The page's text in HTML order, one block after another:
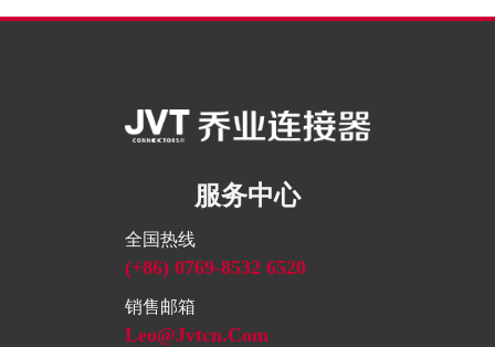
服务中心
全国热线
(+86) 0769-8532 6520
销售邮箱
Leo@jvtcn.com